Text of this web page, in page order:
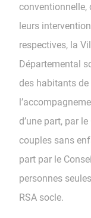
conventionnelle,
leurs
respectives, la
Départemental
des habitants
d’une part, par
couples sans
part par le
personnes
RSA socle.